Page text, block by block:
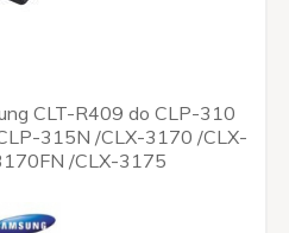
CLT-R409 do CLP-310
315N /CLX-3170 /CLX-
/CLX-3175